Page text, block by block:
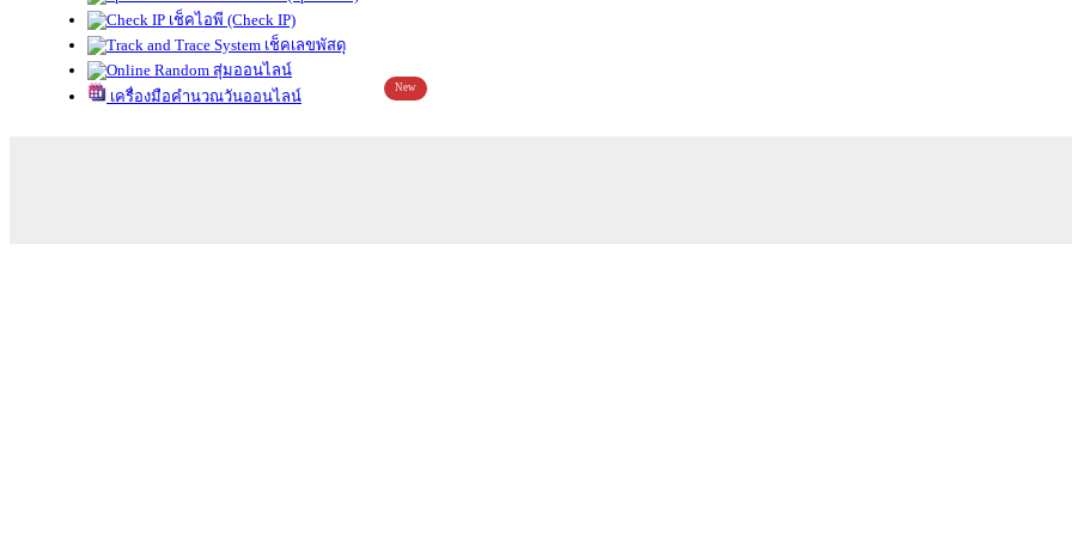
เช็คไอพี (Check IP)
เช็คเลขพัสดุ
สุ่มออนไลน์
เครื่องมือคำนวณวันออนไลน์
New